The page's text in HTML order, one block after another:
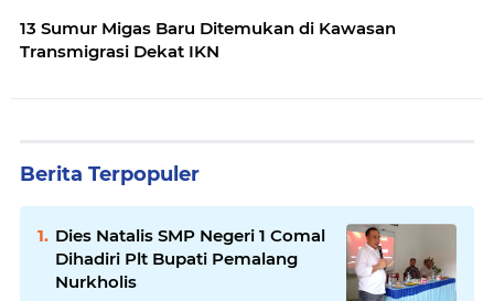
13 Sumur Migas Baru Ditemukan di Kawasan
Transmigrasi Dekat IKN
Berita Terpopuler
Dies Natalis SMP Negeri 1 Comal
Dihadiri Plt Bupati Pemalang
Nurkholis